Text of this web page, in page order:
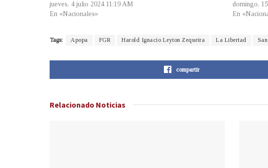
jueves, 4 julio 2024 11:19 AM
En «Nacionales»
domingo,
En
Tags: Apopa FGR Harold Ignacio Leyton Zequeira La Libertad
compartir
Relacionado Noticias